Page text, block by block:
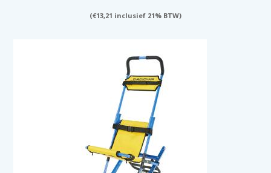
(€13,21 inclusief 21% BTW)